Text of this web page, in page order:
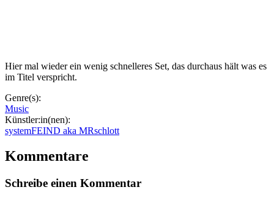
Hier mal wieder ein wenig schnelleres Set, das durchaus hält was es
im Titel verspricht.
Genre(s):
Music
Künstler:in(nen):
systemFEIND aka MRschlott
Kommentare
Schreibe einen Kommentar